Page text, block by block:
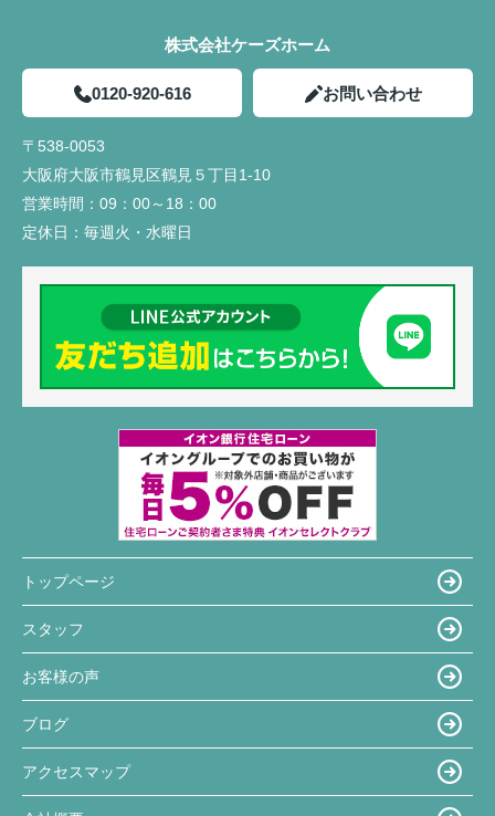
株式会社ケーズホーム
0120-920-616 お問い合わせ
〒538-0053
大阪府大阪市鶴見区鶴見５丁目1-10
営業時間： 09：00～18：00
定休日： 毎週火・水曜日
トップページ
スタッフ
お客様の声
ブログ
アクセスマップ